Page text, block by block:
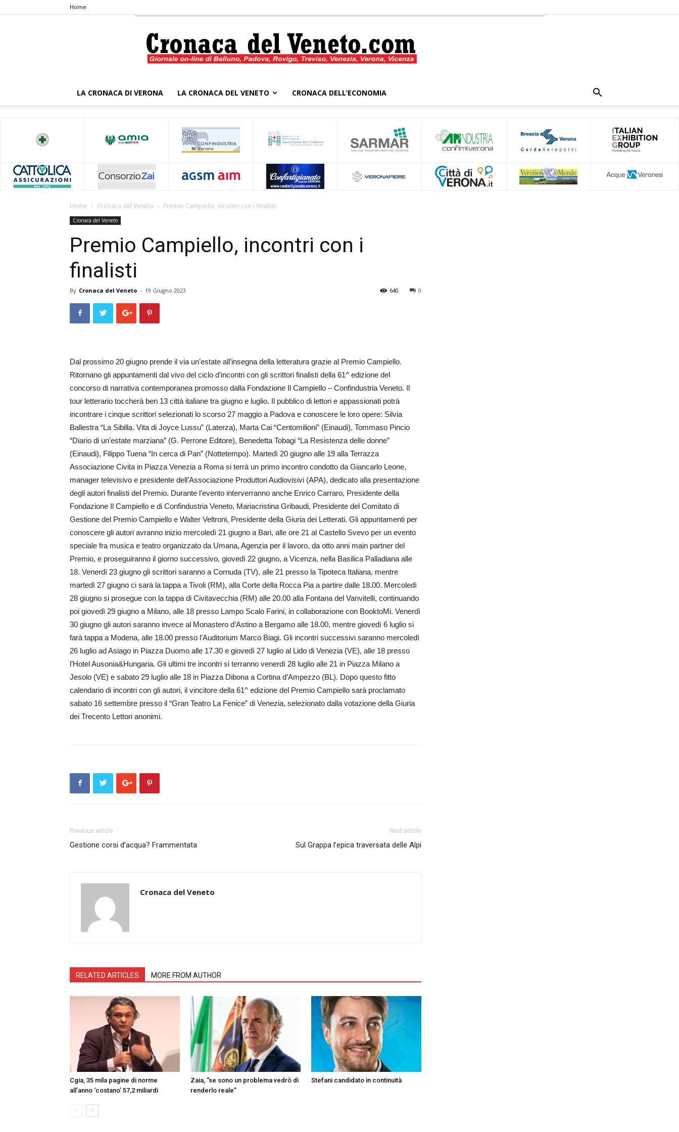
Home
Veneto
LA CRONACA DI VERONA LA CRONACA DEL VENETO CRONACA DELL’ECONOMIA
Home Cronaca del Veneto Premio Campiello, incontri con i finalisti
Cronaca del Veneto
Premio Campiello, incontri con i
finalisti
By Cronaca del Veneto - 19 Giugno 2023 0
640
Dal prossimo 20 giugno prende il via un’estate all’insegna della letteratura grazie al Premio Campiello.
Ritornano gli appuntamenti dal vivo del ciclo d’incontri con gli scrittori finalisti della 61^ edizione del
concorso di narrativa contemporanea promosso dalla Fondazione Il Campiello – Confindustria Veneto. Il
tour letterario toccherà ben 13 città italiane tra giugno e luglio. Il pubblico di lettori e appassionati potrà
incontrare i cinque scrittori selezionati lo scorso 27 maggio a Padova e conoscere le loro opere: Silvia
Ballestra “La Sibilla. Vita di Joyce Lussu” (Laterza), Marta Cai “Centomilioni” (Einaudi), Tommaso Pincio
“Diario di un’estate marziana” (G. Perrone Editore), Benedetta Tobagi “La Resistenza delle donne”
(Einaudi), Filippo Tuena “In cerca di Pan” (Nottetempo). Martedì 20 giugno alle 19 alla Terrazza
Associazione Civita in Piazza Venezia a Roma si terrà un primo incontro condotto da Giancarlo Leone,
manager televisivo e presidente dell’Associazione Produttori Audiovisivi (APA), dedicato alla presentazione
degli autori finalisti del Premio. Durante l’evento interverranno anche Enrico Carraro, Presidente della
Fondazione Il Campiello e di Confindustria Veneto, Mariacristina Gribaudi, Presidente del Comitato di
Gestione del Premio Campiello e Walter Veltroni, Presidente della Giuria dei Letterati. Gli appuntamenti per
conoscere gli autori avranno inizio mercoledì 21 giugno a Bari, alle ore 21 al Castello Svevo per un evento
speciale fra musica e teatro organizzato da Umana, Agenzia per il lavoro, da otto anni main partner del
Premio, e proseguiranno il giorno successivo, giovedì 22 giugno, a Vicenza, nella Basilica Palladiana alle
18. Venerdì 23 giugno gli scrittori saranno a Cornuda (TV), alle 21 presso la Tipoteca Italiana, mentre
martedì 27 giugno ci sarà la tappa a Tivoli (RM), alla Corte della Rocca Pia a partire dalle 18.00. Mercoledì
28 giugno si prosegue con la tappa di Civitavecchia (RM) alle 20.00 alla Fontana del Vanvitelli, continuando
poi giovedì 29 giugno a Milano, alle 18 presso Lampo Scalo Farini, in collaborazione con BooktoMi. Venerdì
30 giugno gli autori saranno invece al Monastero d’Astino a Bergamo alle 18.00, mentre giovedì 6 luglio si
farà tappa a Modena, alle 18.00 presso l’Auditorium Marco Biagi. Gli incontri successivi saranno mercoledì
26 luglio ad Asiago in Piazza Duomo alle 17.30 e giovedì 27 luglio al Lido di Venezia (VE), alle 18 presso
l’Hotel Ausonia&Hungaria. Gli ultimi tre incontri si terranno venerdì 28 luglio alle 21 in Piazza Milano a
Jesolo (VE) e sabato 29 luglio alle 18 in Piazza Dibona a Cortina d’Ampezzo (BL). Dopo questo fitto
calendario di incontri con gli autori, il vincitore della 61^ edizione del Premio Campiello sarà proclamato
sabato 16 settembre presso il “Gran Teatro La Fenice” di Venezia, selezionato dalla votazione della Giuria
dei Trecento Lettori anonimi.
Previous article
Gestione corsi d’acqua? Frammentata
Next article
Sul Grappa l’epica traversata delle Alpi
Cronaca del Veneto
RELATED ARTICLES MORE FROM AUTHOR
Cgia, 35 mila pagine di norme
all’anno ‘costano’ 57,2 miliardi
Zaia, “se sono un problema vedrò di
renderlo reale”
Stefani candidato in continuità